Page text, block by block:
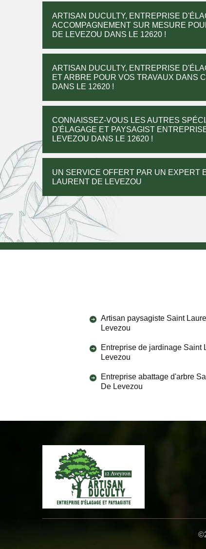
ARTISAN DUCULTY, ENTREPRISE
ACCOMPAGNEMENT SUR MESURE
DE LEVEZOU DANS LE 12620 !
ARTISAN DUCULTY, ENTREPRISE
ET ARBRE POUR VOS TRAVAUX DANS
DANS LE 12620 !
CONNAISSEZ-VOUS LES AUTRES
D'ÉLAGAGE ET PAYSAGIST
LEVEZOU DANS LE 12620 !
UN SERVICE OFFERT PAR UN EXPERT
LAURENT DE LEVEZOU
Artisan paysagiste Saint
Levezou
Entreprise de jardinage Saint
Levezou
Entreprise abattage d'arbre
De Levezou